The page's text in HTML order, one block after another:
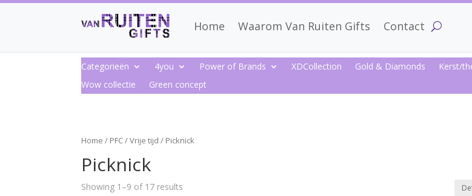
Home Waarom Van Ruiten Gifts Contact
Categorieën 4you Power of Brands XDCollection Gold & Diamonds Kerst/
Wow collectie
Green concept
Home / PFC/Vrije tijd / Picknick
Picknick
Showing 1–9 of 17 results